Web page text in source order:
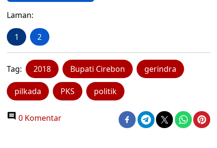
Laman:
1 2
Tag: 2018 Bupati Cirebon gerindra
pilkada PKS politik
0 Komentar